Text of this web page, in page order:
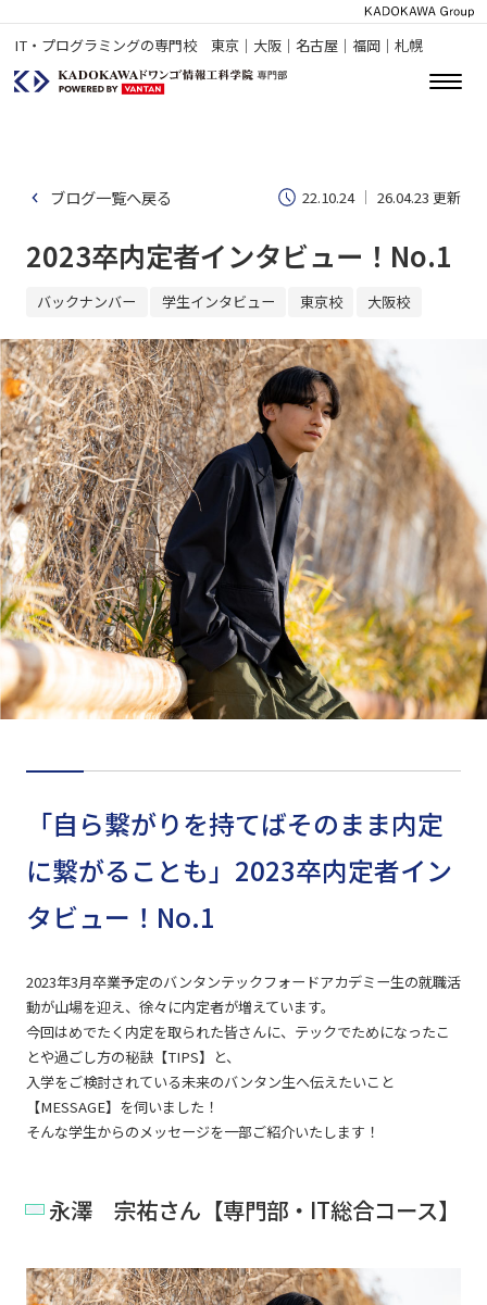
IT・プログラミングの専門校 東京｜大阪｜名古屋｜福岡｜札幌
ブログ一覧へ戻る 22.10.24 26.04.23 更新
2023卒内定者インタビュー！No.1
バックナンバー 学生インタビュー 東京校 大阪校
「自ら繋がりを持てばそのまま内定
に繋がることも」2023卒内定者イン
タビュー！No.1
2023年3月卒業予定のバンタンテックフォードアカデミー生の就職活
動が山場を迎え、徐々に内定者が増えています。
今回はめでたく内定を取られた皆さんに、テックでためになったこ
とや過ごし方の秘訣【TIPS】と、
入学をご検討されている未来のバンタン生へ伝えたいこと
【MESSAGE】を伺いました！
そんな学生からのメッセージを一部ご紹介いたします！
永澤 宗祐さん【専門部・IT総合コース】